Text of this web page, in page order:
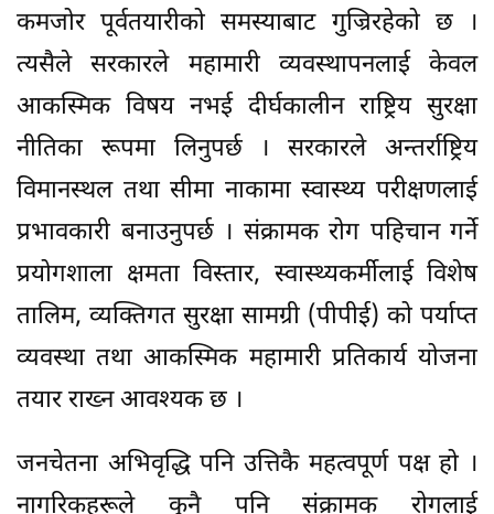
कमजोर पूर्वतयारीको समस्याबाट गुज्रिरहेको छ ।
त्यसैले सरकारले महामारी व्यवस्थापनलाई केवल
आकस्मिक विषय नभई दीर्घकालीन राष्ट्रिय सुरक्षा
नीतिका रूपमा लिनुपर्छ । सरकारले अन्तर्राष्ट्रिय
विमानस्थल तथा सीमा नाकामा स्वास्थ्य परीक्षणलाई
प्रभावकारी बनाउनुपर्छ । संक्रामक रोग पहिचान गर्ने
प्रयोगशाला क्षमता विस्तार, स्वास्थ्यकर्मीलाई विशेष
तालिम, व्यक्तिगत सुरक्षा सामग्री (पीपीई) को पर्याप्त
व्यवस्था तथा आकस्मिक महामारी प्रतिकार्य योजना
तयार राख्न आवश्यक छ ।
जनचेतना अभिवृद्धि पनि उत्तिकै महत्वपूर्ण पक्ष हो ।
नागरिकहरूले कुनै पनि संक्रामक रोगलाई